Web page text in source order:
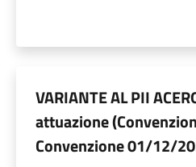
VARIANTE AL PII
attuazione
Convenzione 01/12/